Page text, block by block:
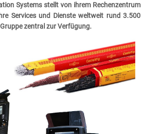
Systems stellt von ihrem Rechenzentrum
Services und Dienste weltweit rund 3.500
zentral zur Verfügung.